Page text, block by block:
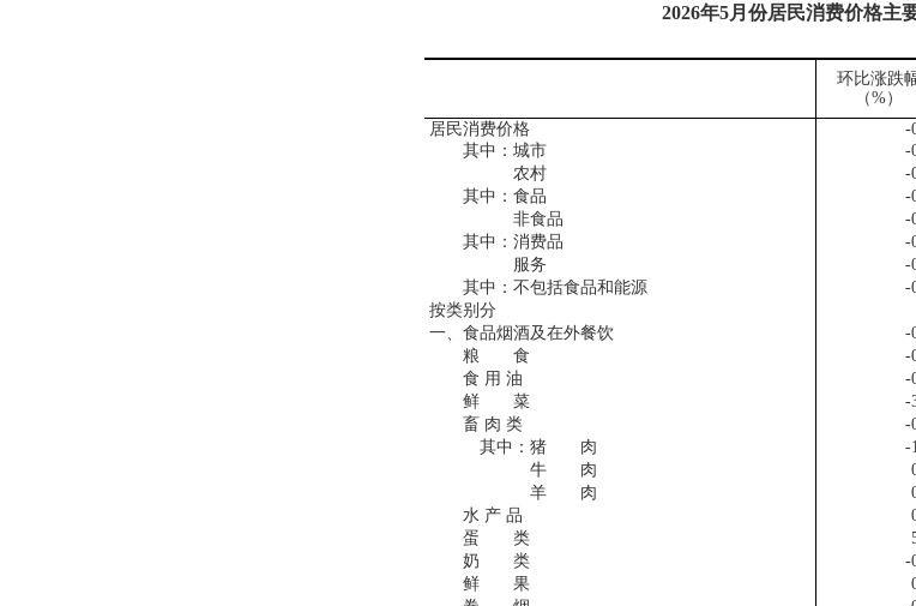
2026年5月份居民消费价格主
环比涨跌
（%）
居民消费价格
-
其中：城市
-
农村
-
其中：食品
-
非食品
-
其中：消费品
-
服务
-
其中：不包括食品和能源
-
按类别分
一、食品烟酒及在外餐饮
-
粮 食
-
食 用 油
-
鲜 菜
-
畜 肉 类
-
其中：猪 肉
-
牛 肉
羊 肉
水 产 品
蛋 类
奶 类
-
鲜 果